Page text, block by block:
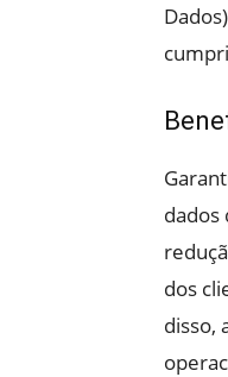
dados
dos
disso,